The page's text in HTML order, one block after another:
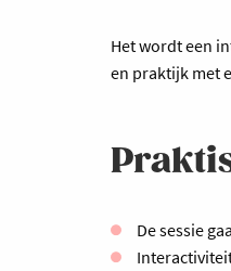
Het wordt een
en praktijk met
De sessie